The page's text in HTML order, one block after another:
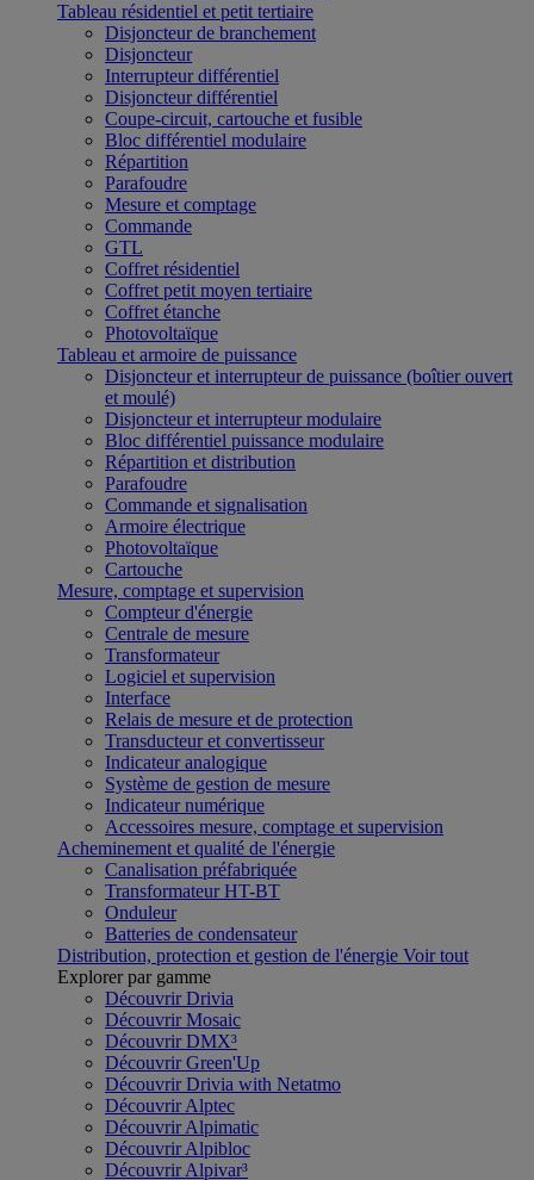
Tableau résidentiel et petit tertiaire
Disjoncteur de branchement
Disjoncteur
Interrupteur différentiel
Disjoncteur différentiel
Coupe-circuit, cartouche et fusible
Bloc différentiel modulaire
Répartition
Parafoudre
Mesure et comptage
Commande
GTL
Coffret résidentiel
Coffret petit moyen tertiaire
Coffret étanche
Photovoltaïque
Tableau et armoire de puissance
Disjoncteur et interrupteur de puissance (boîtier ouvert
et moulé)
Disjoncteur et interrupteur modulaire
Bloc différentiel puissance modulaire
Répartition et distribution
Parafoudre
Commande et signalisation
Armoire électrique
Photovoltaïque
Cartouche
Mesure, comptage et supervision
Compteur d'énergie
Centrale de mesure
Transformateur
Logiciel et supervision
Interface
Relais de mesure et de protection
Transducteur et convertisseur
Indicateur analogique
Système de gestion de mesure
Indicateur numérique
Accessoires mesure, comptage et supervision
Acheminement et qualité de l'énergie
Canalisation préfabriquée
Transformateur HT-BT
Onduleur
Batteries de condensateur
Distribution, protection et gestion de l'énergie Voir tout
Explorer par gamme
Découvrir Drivia
Découvrir Mosaic
Découvrir DMX³
Découvrir Green'Up
Découvrir Drivia with Netatmo
Découvrir Alptec
Découvrir Alpimatic
Découvrir Alpibloc
Découvrir Alpivar³